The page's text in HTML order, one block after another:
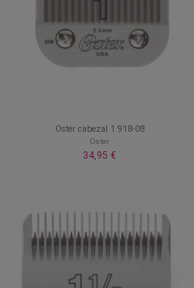
Oster cabezal 1 918-08
Oster
34,95 €